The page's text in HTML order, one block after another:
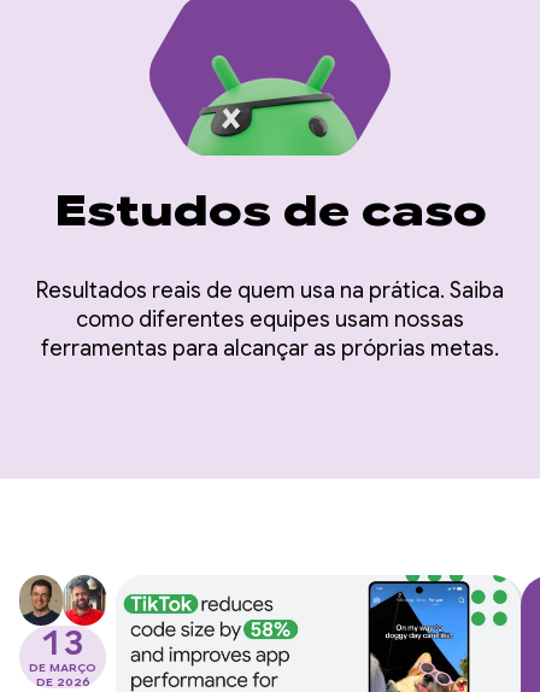
Estudos de caso
Resultados reais de quem usa na prática. Saiba
como diferentes equipes usam nossas
ferramentas para alcançar as próprias metas.
13
DE MARÇO
DE 2026